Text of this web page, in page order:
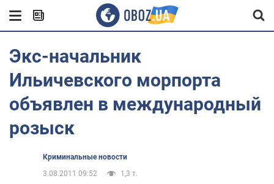
Экс-начальник
Ильичевского морпорта
объявлен в международный
розыск
Криминальные новости
3.08.2011 09:52
1,3 т.